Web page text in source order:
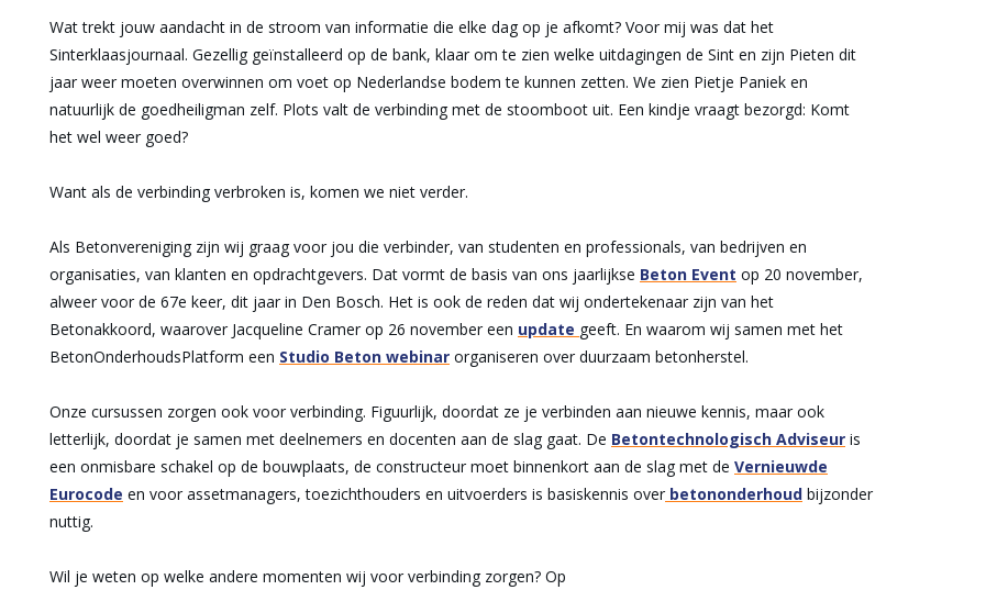
Wat trekt jouw aandacht in de stroom van informatie die elke dag op je afkomt? Voor mij was dat het
Sinterklaasjournaal. Gezellig geïnstalleerd op de bank, klaar om te zien welke uitdagingen de Sint en zijn Pieten dit
jaar weer moeten overwinnen om voet op Nederlandse bodem te kunnen zetten. We zien Pietje Paniek en
natuurlijk de goedheiligman zelf. Plots valt de verbinding met de stoomboot uit. Een kindje vraagt bezorgd: Komt
het wel weer goed?
Want als de verbinding verbroken is, komen we niet verder.
Als Betonvereniging zijn wij graag voor jou die verbinder, van studenten en professionals, van bedrijven en
organisaties, van klanten en opdrachtgevers. Dat vormt de basis van ons jaarlijkse Beton Event op 20 november,
alweer voor de 67e keer, dit jaar in Den Bosch. Het is ook de reden dat wij ondertekenaar zijn van het
Betonakkoord, waarover Jacqueline Cramer op 26 november een update geeft. En waarom wij samen met het
BetonOnderhoudsPlatform een Studio Beton webinar organiseren over duurzaam betonherstel.
Onze cursussen zorgen ook voor verbinding. Figuurlijk, doordat ze je verbinden aan nieuwe kennis, maar ook
letterlijk, doordat je samen met deelnemers en docenten aan de slag gaat. De Betontechnologisch Adviseur is
een onmisbare schakel op de bouwplaats, de constructeur moet binnenkort aan de slag met de Vernieuwde
Eurocode en voor assetmanagers, toezichthouders en uitvoerders is basiskennis over betononderhoud bijzonder
nuttig.
Wil je weten op welke andere momenten wij voor verbinding zorgen? Op